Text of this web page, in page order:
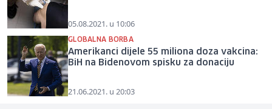
05.08.2021. u 10:06
GLOBALNA BORBA
Amerikanci dijele 55 miliona doza vakcina:
BiH na Bidenovom spisku za donaciju
21.06.2021. u 20:03